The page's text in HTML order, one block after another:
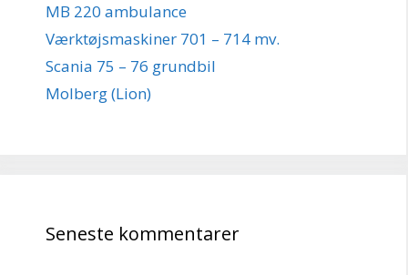
MB 220 ambulance
Værktøjsmaskiner 701 – 714 mv.
Scania 75 – 76 grundbil
Molberg (Lion)
Seneste kommentarer